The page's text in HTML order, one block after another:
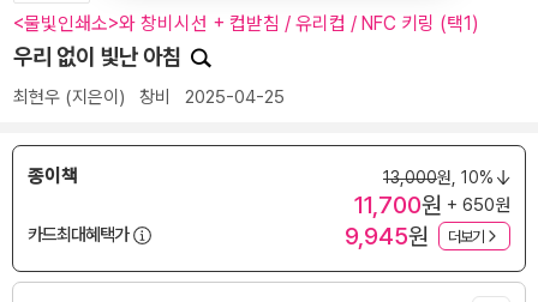
<물빛인쇄소>와 창비시선 + 컵받침 / 유리컵 / NFC 키링 (택1)
우리 없이 빛난 아침
최현우 (지은이) 창비 2025-04-25
종이책 13,000원, 10%
11,700원 + 650원
카드최대혜택가
9,945원 더보기